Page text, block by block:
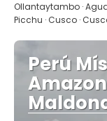
Ollantaytambo ·
Picchu · Cusco ·
Perú